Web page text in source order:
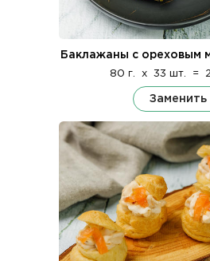
Баклажаны с ореховым
80 г. x 33 шт. =
Заменить